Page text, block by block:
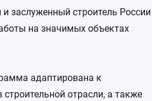
заслуженный строитель России
на значимых объектах
адаптирована к
отрасли, а также